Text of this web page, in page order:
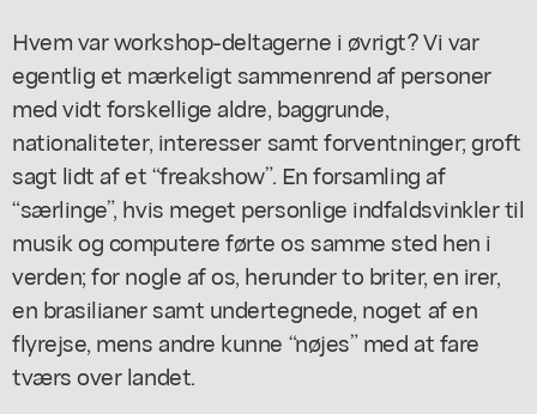
Hvem var workshop-deltagerne i øvrigt? Vi var
egentlig et mærkeligt sammenrend af personer
med vidt forskellige aldre, baggrunde,
nationaliteter, interesser samt forventninger; groft
sagt lidt af et “freakshow”. En forsamling af
“særlinge”, hvis meget personlige indfaldsvinkler til
musik og computere førte os samme sted hen i
verden; for nogle af os, herunder to briter, en irer,
en brasilianer samt undertegnede, noget af en
flyrejse, mens andre kunne “nøjes” med at fare
tværs over landet.